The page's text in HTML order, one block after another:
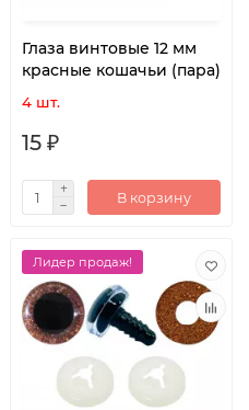
Глаза винтовые 12 мм
красные кошачьи (пара)
4 шт.
15 ₽
В корзину
Лидер продаж!